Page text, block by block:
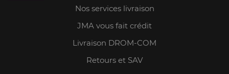
Nos services livraison
JMA vous fait crédit
Livraison DROM-COM
Retours et SAV